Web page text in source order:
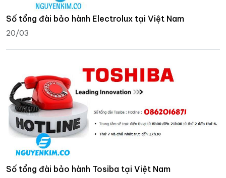
Số tổng đài bảo hành Electrolux tại Việt Nam
20/03
Số tổng đài bảo hành Tosiba tại Việt Nam